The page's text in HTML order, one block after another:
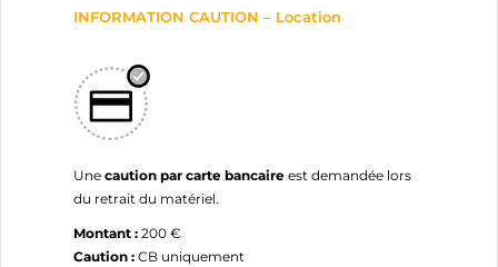
INFORMATION CAUTION – Location
Une caution par carte bancaire est demandée lors
du retrait du matériel.
Montant : 200 €
Caution : CB uniquement